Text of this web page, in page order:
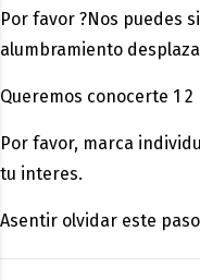
Por favor ?Nos puedes
alumbramiento
Queremos conocerte 1 2
Por favor, marca
tu interes.
Asentir olvidar este